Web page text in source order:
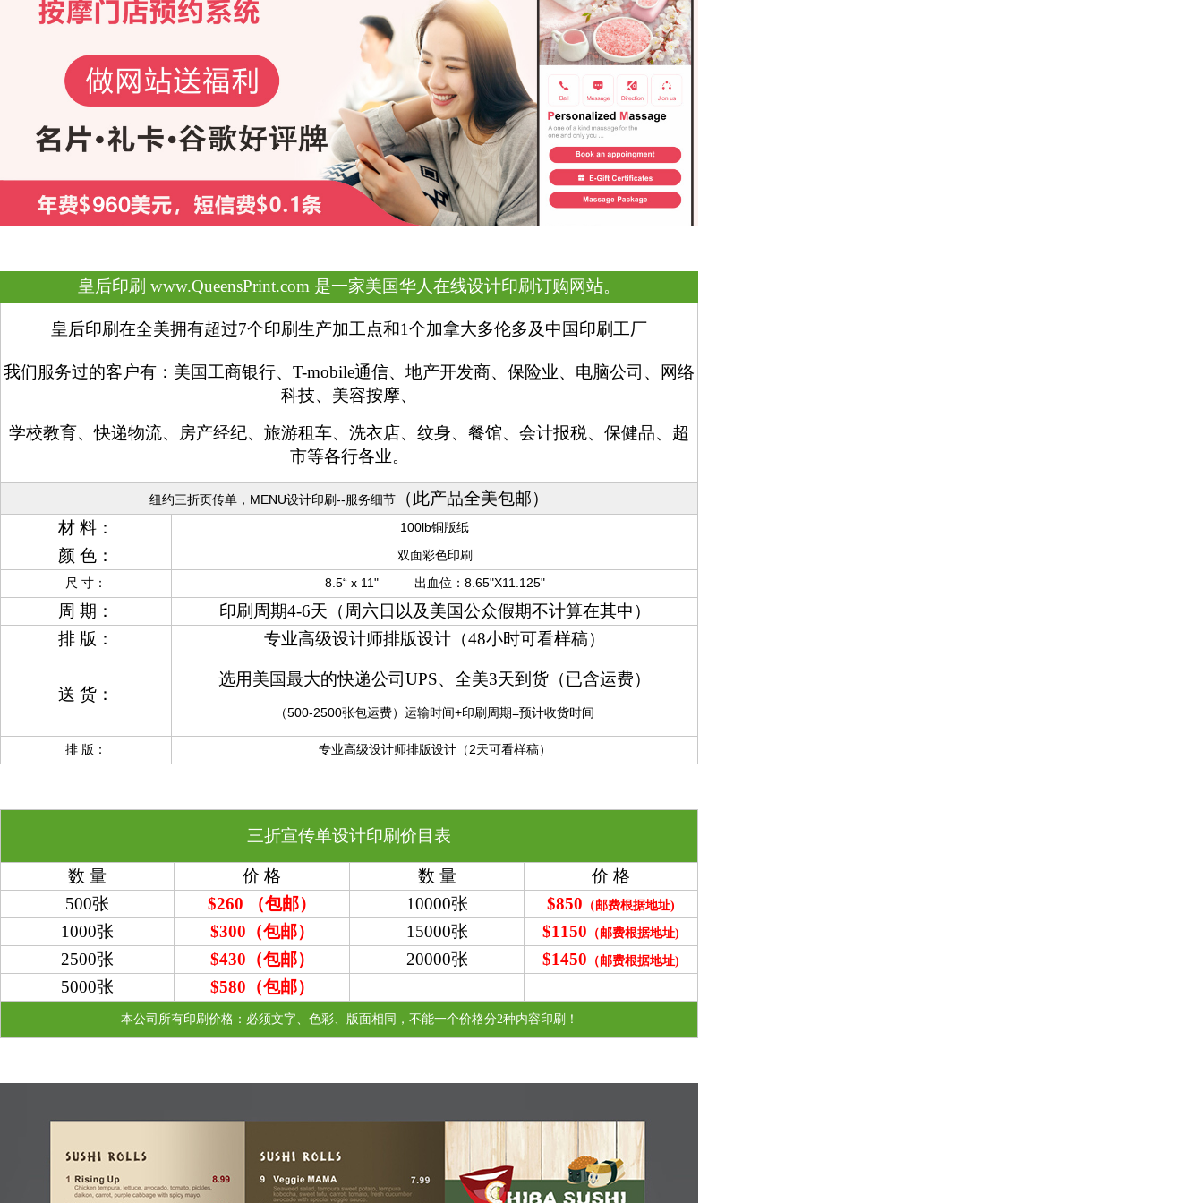
皇后印刷 www.QueensPrint.com 是一家美国华人在线设计印刷订购网站。
皇后印刷在全美拥有超过7个印刷生产加工点和1个加拿大多伦多及中国印刷工厂
我们服务过的客户有：美国工商银行、T-mobile通信、地产开发商、保险业、电脑公司、网络
科技、美容按摩、
学校教育、快递物流、房产经纪、旅游租车、洗衣店、纹身、餐馆、会计报税、保健品、超
市等各行各业。
纽约三折页传单，MENU设计印刷--服务细节
（此产品全美包邮）
材 料：
100lb铜版纸
颜 色：
双面彩色印刷
尺 寸：
8.5“ x 11" 出血位：8.65"X11.125"
周 期：
印刷周期4-6天（周六日以及美国公众假期不计算在其中）
排 版：
专业高级设计师排版设计（48小时可看样稿）
送 货：
选用美国最大的快递公司UPS、全美3天到货（已含运费）
（500-2500张包运费）运输时间+印刷周期=预计收货时间
排 版： 专业高级设计师排版设计（2天可看样稿）
三折宣传单设计印刷价目表
数 量 价 格 数 量
价 格
500张
$260 （包邮） 10000张 $850 （邮费根据地址)
1000张 $300 （包邮） 15000张 $1150 （邮费根据地址)
2500张 $430 （包邮） 20000张 $1450 （邮费根据地址)
5000张 $580 （包邮）
本公司所有印刷价格：必须文字、色彩、版面相同，不能一个价格分2种内容印刷！